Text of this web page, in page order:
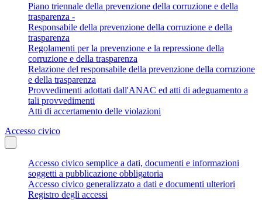
Piano triennale della prevenzione della corruzione e della
trasparenza -
Responsabile della prevenzione della corruzione e della
trasparenza
Regolamenti per la prevenzione e la repressione della
corruzione e della trasparenza
Relazione del responsabile della prevenzione della corruzione
e della trasparenza
Provvedimenti adottati dall'ANAC ed atti di adeguamento a
tali provvedimenti
Atti di accertamento delle violazioni
Accesso civico
Accesso civico semplice a dati, documenti e informazioni
soggetti a pubblicazione obbligatoria
Accesso civico generalizzato a dati e documenti ulteriori
Registro degli accessi